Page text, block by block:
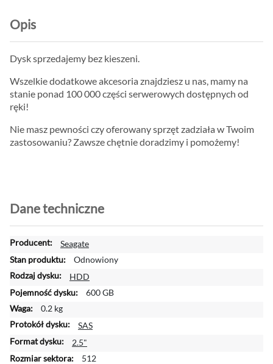
Opis
Dysk sprzedajemy bez kieszeni.
Wszelkie dodatkowe akcesoria znajdziesz u nas, mamy na
stanie ponad 100 000 części serwerowych dostępnych od
ręki!
Nie masz pewności czy oferowany sprzęt zadziała w Twoim
zastosowaniu? Zawsze chętnie doradzimy i pomożemy!
Dane techniczne
W
i
c
e
j
i
f
o
Seagate
Odnowiony
HDD
600 GB
0.2 kg
SAS
2.5"
512